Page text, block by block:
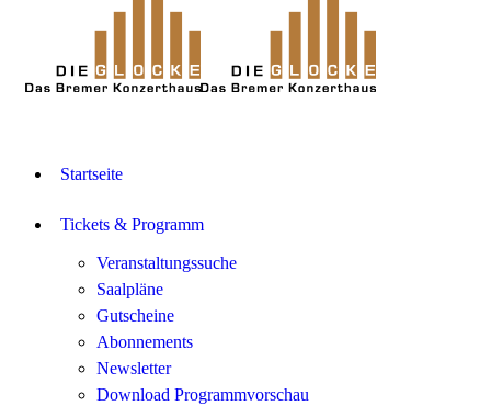
Startseite
Tickets & Programm
Veranstaltungssuche
Saalpläne
Gutscheine
Abonnements
Newsletter
Download Programmvorschau